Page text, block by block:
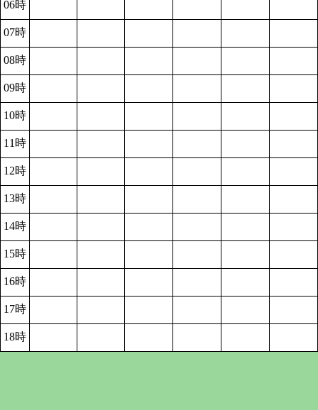
06時
07時
08時
09時
10時
11時
12時
13時
14時
15時
16時
17時
18時